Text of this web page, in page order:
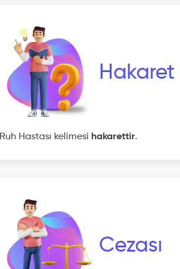
Hakaret
Ruh Hastası kelimesi hakarettir.
Cezası